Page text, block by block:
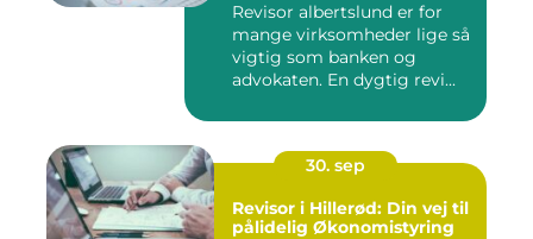
Revisor albertslund er for
mange virksomheder lige så
vigtig som banken og
advokaten. En dygtig revi...
30. sep
Revisor i Hillerød: Din vej til
pålidelig Økonomistyring